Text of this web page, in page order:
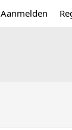
Aanmelden